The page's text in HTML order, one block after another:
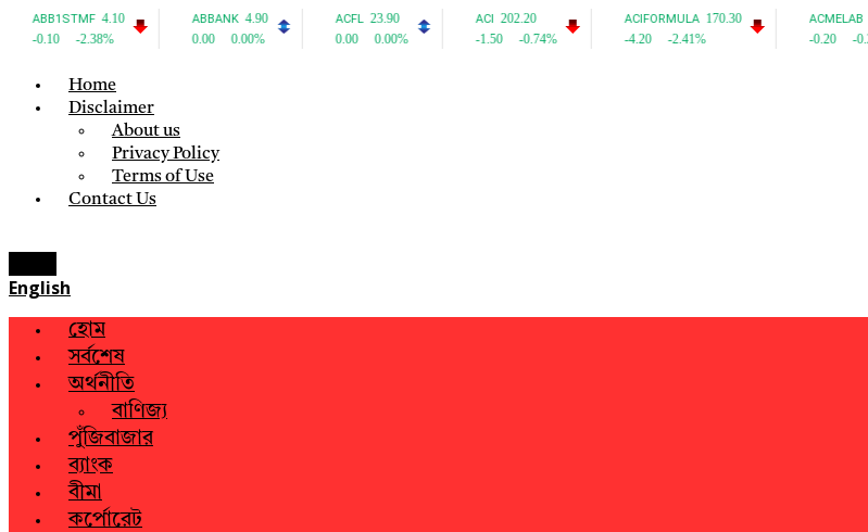
Home
Disclaimer
About us
Privacy Policy
Terms of Use
Contact Us
English
হোম
সর্বশেষ
অর্থনীতি
বাণিজ্য
পুঁজিবাজার
ব্যাংক
বীমা
কর্পোরেট